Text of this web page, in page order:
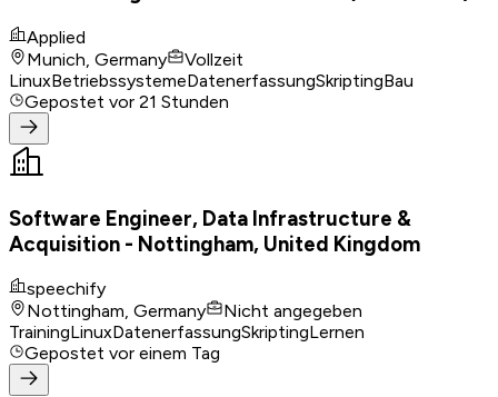
Applied
Munich, Germany
Vollzeit
LinuxBetriebssystemeDatenerfassungSkriptingBau
Gepostet vor 21 Stunden
Software Engineer, Data Infrastructure &
Acquisition - Nottingham, United Kingdom
speechify
Nottingham, Germany
Nicht angegeben
TrainingLinuxDatenerfassungSkriptingLernen
Gepostet vor einem Tag